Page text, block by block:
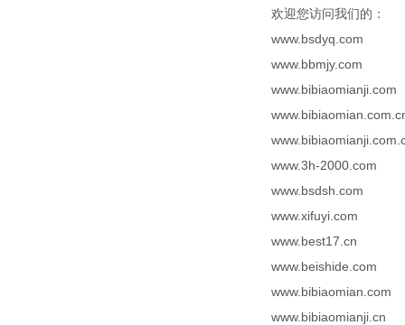
欢迎您访问我们的：
www.bsdyq.com
www.bbmjy.com
www.bibiaomianji.com
www.3h-2000.com
www.bsdsh.com
www.xifuyi.com
www.best17.cn
www.beishide.com
www.bibiaomian.com
www.bibiaomianji.cn